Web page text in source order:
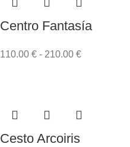
Centro Fantasía
110.00 € - 210.00 €
Cesto Arcoiris